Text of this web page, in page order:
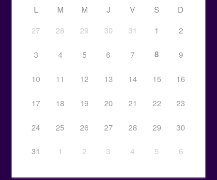
L M M J V S
D
27
28 29 30 31 1 2
3 4 5 6 7 8 9
10 11 12 13 14 15 16
17 18 19 20 21 22 23
24 25 26 27 28 29 30
31 1 2 3 4 5 6